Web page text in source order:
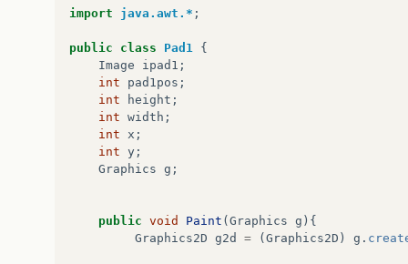
import java.awt.* ;
public class Pad1
{
Image
ipad1 ;
int
pad1pos ;
int
height ;
int width ;
int
x ;
int y ;
Graphics g ;
public void Paint ( Graphics g ){
Graphics2D g2d = ( Graphics2D ) g .